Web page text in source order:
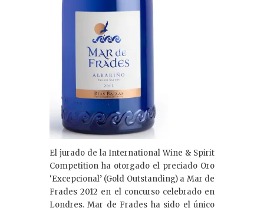
El jurado de la International Wine & Spirit
Competition ha otorgado el preciado Oro
‘Excepcional’ (Gold Outstanding) a Mar de
Frades 2012 en el concurso celebrado en
Londres. Mar de Frades ha sido el único